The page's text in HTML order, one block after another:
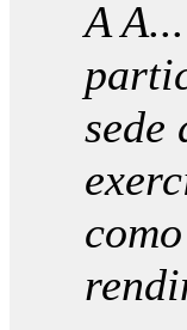
A
sede